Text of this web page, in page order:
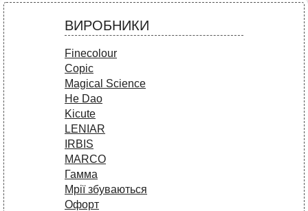
ВИРОБНИКИ
Finecolour
Copic
Magical Science
He Dao
Kicute
LENIAR
IRBIS
MARCO
Гамма
Мрії збуваються
Офорт